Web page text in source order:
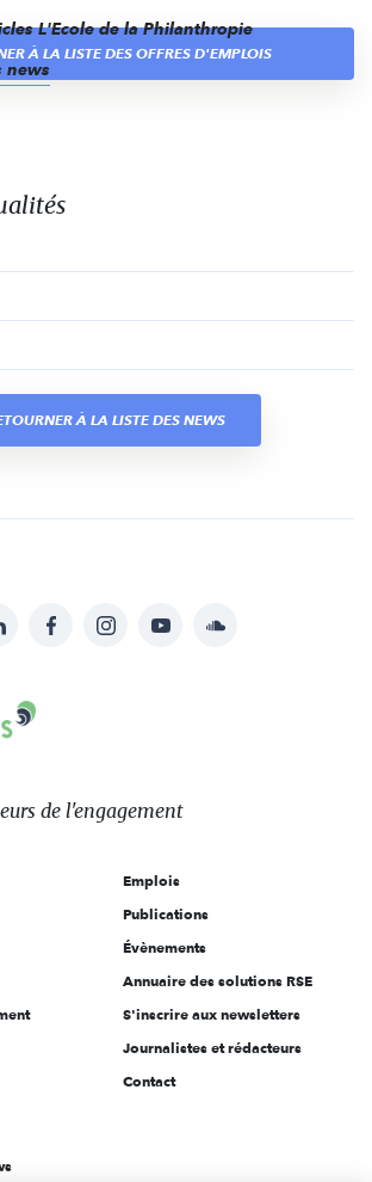
L'Ecole de la Philanthropie
news
À LA LISTE DES OFFRES D'EMPLOIS
À LA LISTE DES NEWS
LinkedInFacebookInstagramYouTubeSoundcloud
de l'engagement
Emplois
Publications
Évènements
Annuaire des solutions RSE
S'inscrire aux newsletters
Journalistes et rédacteurs
Contact